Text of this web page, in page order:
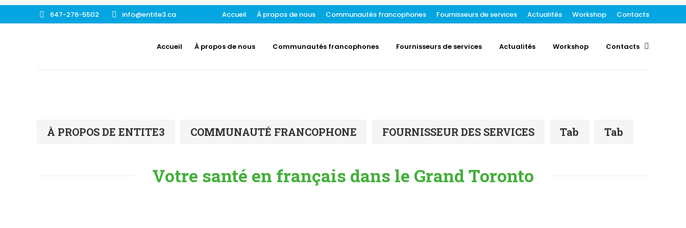
647-276-5502 info@entite3.ca Accueil À propos de nous Communautés francophones Fournisseurs de services Actualités Workshop Contacts
Accueil À propos de nous Communautés francophones Fournisseurs de services Actualités Workshop Contacts Search:
À PROPOS DE ENTITE3 COMMUNAUTÉ FRANCOPHONE FOURNISSEUR DES SERVICES Tab Tab
Votre santé en français dans le Grand Toronto